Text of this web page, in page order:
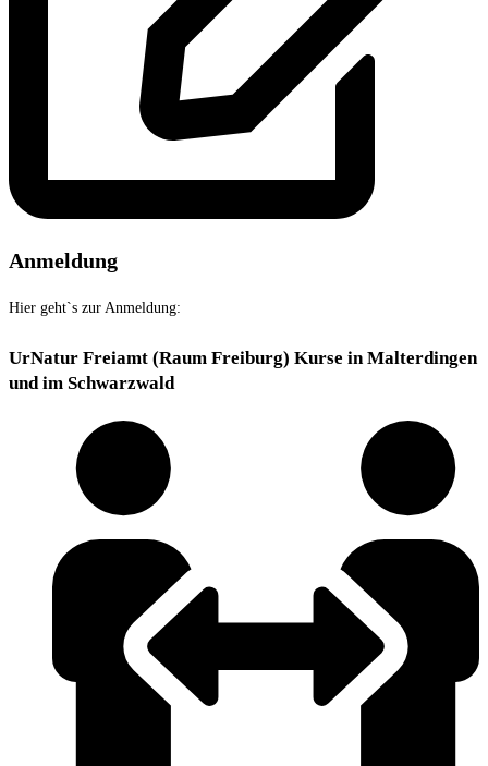
Anmeldung
Hier geht`s zur Anmeldung:
UrNatur Freiamt (Raum Freiburg) Kurse in Malterdingen
und im Schwarzwald